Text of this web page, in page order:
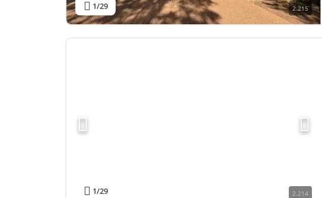
1/29 2.215
1/29 2.214